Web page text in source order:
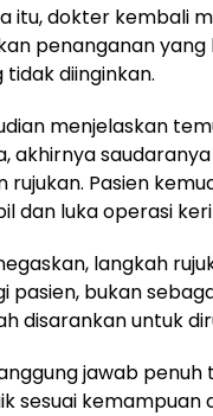
itu, dokter kembali
penanganan
tidak diinginkan.
menjelaskan
akhirnya
rujukan. Pasien
dan luka operasi
langkah
pasien, bukan
disarankan untuk
jawab
sesuai kemampuan